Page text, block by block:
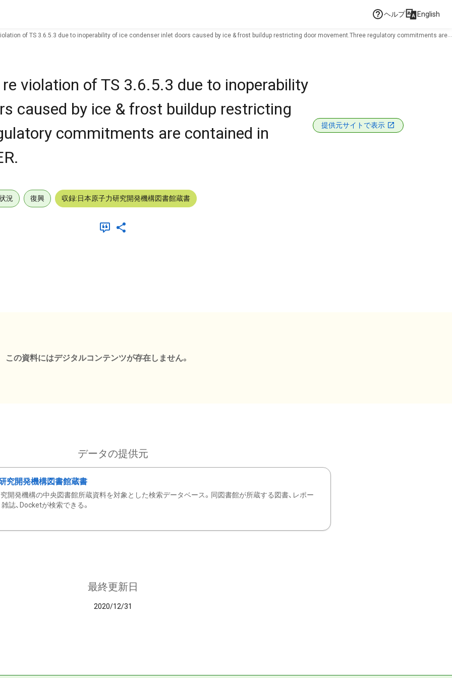
ヘルプ English
of TS 3.6.5.3 due to inoperability of ice condenser inlet doors caused by ice & frost buildup restricting door movement.Three regulatory commitments are
violation of TS 3.6.5.3 due to inoperability
caused by ice & frost buildup restricting
commitments are contained in
提供元サイトで表示
況 復興 収録:日本原子力研究開発機構図書館蔵書
この資料にはデジタルコンテンツが存在しません。
データの提供元
究開発機構図書館蔵書
開発機構の中央図書館所蔵資料を対象とした検索データベース。同図書館が所蔵する図書、レポー
雑誌、Docketが検索できる。
最終更新日
2020/12/31